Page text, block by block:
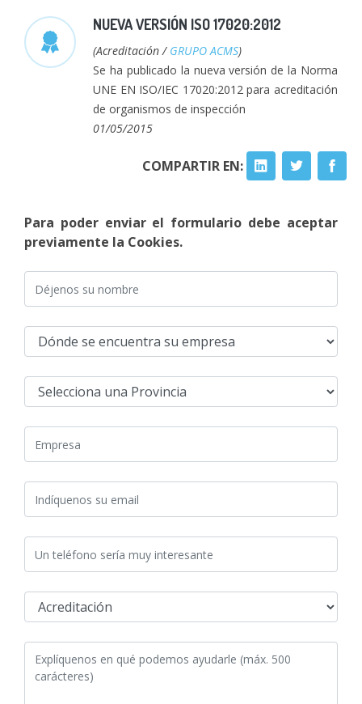
NUEVA VERSIÓN ISO 17020:2012
(Acreditación / GRUPO ACMS)
Se ha publicado la nueva versión de la Norma
UNE EN ISO/IEC 17020:2012 para acreditación
de organismos de inspección
01/05/2015
COMPARTIR EN:
Para poder enviar el formulario debe aceptar
previamente la Cookies.